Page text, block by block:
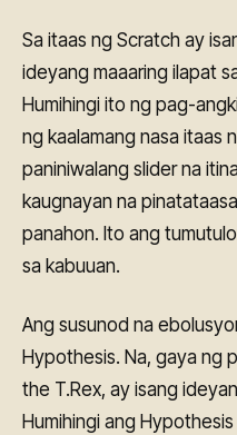
Sa itaas ng Scratch ay
ideyang maaaring ilapat
Humihingi ito ng pag-
ng kaalamang nasa itaas
paniniwalang slider na
kaugnayan na
panahon. Ito ang
sa kabuuan.
Ang susunod na
Hypothesis. Na, gaya ng
the T.Rex, ay isang
Humihingi ang